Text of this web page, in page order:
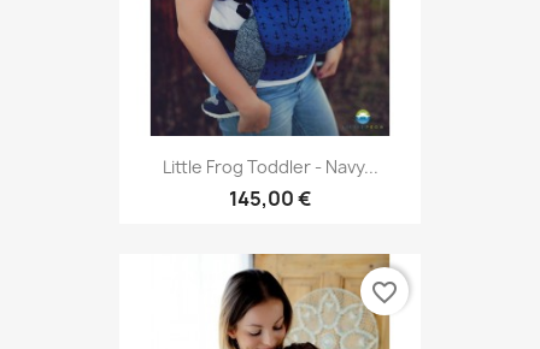
Little Frog Toddler - Navy...
145,00 €
favorite_border